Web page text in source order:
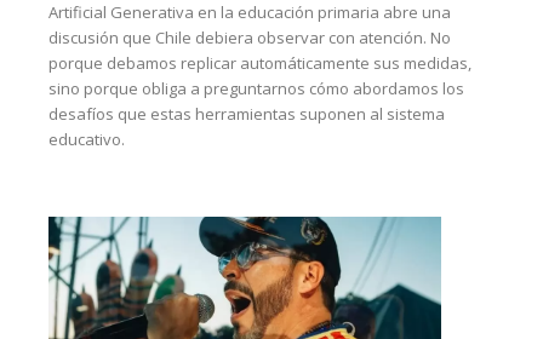
Artificial Generativa en la educación primaria abre una
discusión que Chile debiera observar con atención. No
porque debamos replicar automáticamente sus medidas,
sino porque obliga a preguntarnos cómo abordamos los
desafíos que estas herramientas suponen al sistema
educativo.